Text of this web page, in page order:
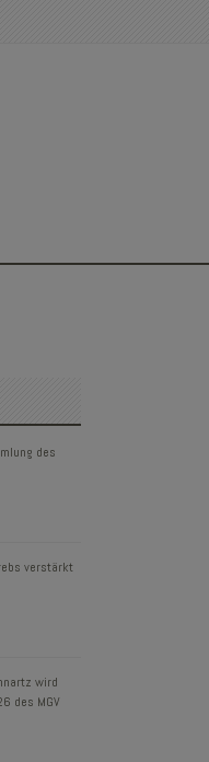
des
verstärkt
wird
des MGV